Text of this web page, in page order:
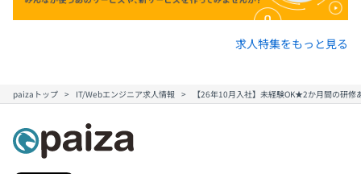
求人特集をもっと見る
paizaトップ IT/Webエンジニア求人情報 【26年10月入社】未経験OK★2か月間の研